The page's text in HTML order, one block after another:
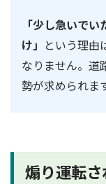
「少し急いで
け」 という理由
なりません。道
勢が求められま
煽り運転